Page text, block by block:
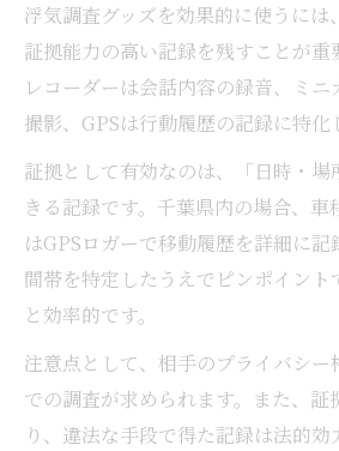
浮気調査グッズを効果的に使うには
証拠能力の高い記録を残すことが
レコーダーは会話内容の録音、ミ
撮影、GPSは行動履歴の記録に特化
証拠として有効なのは、「日時・場
きる記録です。千葉県内の場合、車
はGPSロガーで移動履歴を詳細に
間帯を特定したうえでピンポイント
と効率的です。
注意点として、相手のプライバシー
での調査が求められます。また、証
り、違法な手段で得た記録は法的